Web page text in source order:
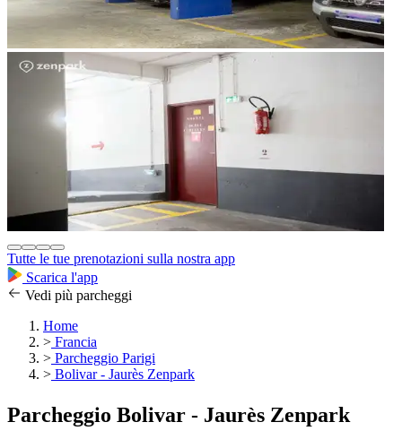
Tutte le tue prenotazioni sulla nostra app
Scarica l'app
Vedi più parcheggi
Home
> Francia
> Parcheggio Parigi
> Bolivar - Jaurès Zenpark
Parcheggio Bolivar - Jaurès Zenpark